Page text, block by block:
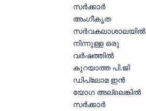
സര്‍ക്കാര്‍
അംഗീകൃത
സര്‍വകലാശാലയില്‍
നിന്നുള്ള ഒരു
വര്‍ഷത്തില്‍
കുറയാത്ത പി.ജി
ഡിപ്ലോമ ഇന്‍
യോഗ അല്ലെങ്കില്‍
സര്‍ക്കാര്‍